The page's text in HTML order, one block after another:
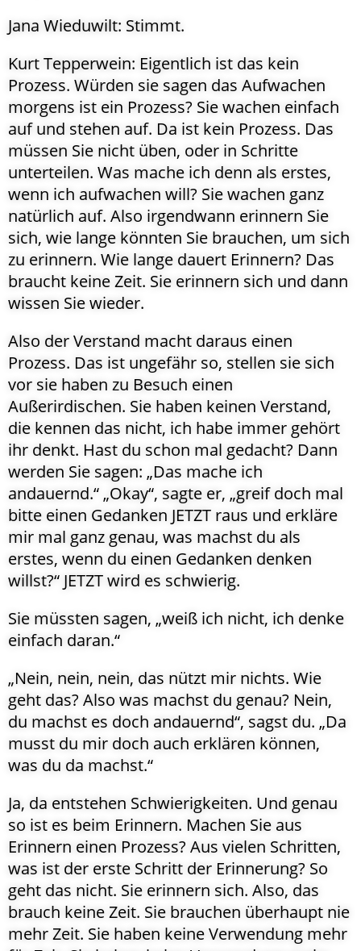
Jana Wieduwilt: Stimmt.
Kurt Tepperwein: Eigentlich ist das kein
Prozess. Würden sie sagen das Aufwachen
morgens ist ein Prozess? Sie wachen einfach
auf und stehen auf. Da ist kein Prozess. Das
müssen Sie nicht üben, oder in Schritte
unterteilen. Was mache ich denn als erstes,
wenn ich aufwachen will? Sie wachen ganz
natürlich auf. Also irgendwann erinnern Sie
sich, wie lange könnten Sie brauchen, um sich
zu erinnern. Wie lange dauert Erinnern? Das
braucht keine Zeit. Sie erinnern sich und dann
wissen Sie wieder.
Also der Verstand macht daraus einen
Prozess. Das ist ungefähr so, stellen sie sich
vor sie haben zu Besuch einen
Außerirdischen. Sie haben keinen Verstand,
die kennen das nicht, ich habe immer gehört
ihr denkt. Hast du schon mal gedacht? Dann
werden Sie sagen: „Das mache ich
andauernd.“ „Okay“, sagte er, „greif doch mal
bitte einen Gedanken JETZT raus und erkläre
mir mal ganz genau, was machst du als
erstes, wenn du einen Gedanken denken
willst?“ JETZT wird es schwierig.
Sie müssten sagen, „weiß ich nicht, ich denke
einfach daran.“
„Nein, nein, nein, das nützt mir nichts. Wie
geht das? Also was machst du genau? Nein,
du machst es doch andauernd“, sagst du. „Da
musst du mir doch auch erklären können,
was du da machst.“
Ja, da entstehen Schwierigkeiten. Und genau
so ist es beim Erinnern. Machen Sie aus
Erinnern einen Prozess? Aus vielen Schritten,
was ist der erste Schritt der Erinnerung? So
geht das nicht. Sie erinnern sich. Also, das
brauch keine Zeit. Sie brauchen überhaupt nie
mehr Zeit. Sie haben keine Verwendung mehr